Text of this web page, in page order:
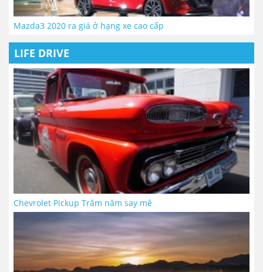
Mazda3 2020 ra giá ở hạng xe cao cấp
LIFE DRIVE
Chevrolet Pickup Trăm năm say mê